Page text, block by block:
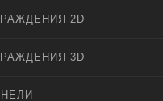
2D
3D